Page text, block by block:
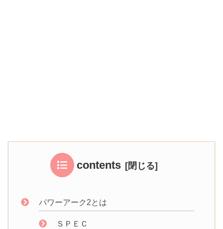
contents
パワーアーク2とは
ＳＰＥＣ